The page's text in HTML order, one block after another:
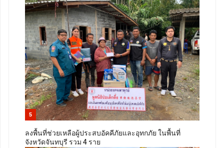
5
ลงพื้นที่ช่วยเหลือผู้ประสบอัคคีภัยและอุทกภัย ในพื้นที่
จังหวัดจันทบุรี รวม 4 ราย